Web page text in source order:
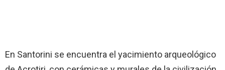
En Santorini se encuentra el yacimiento arqueológico